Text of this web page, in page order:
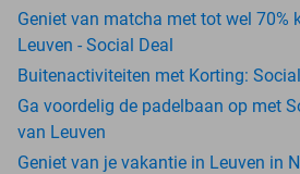
Geniet van matcha met tot wel 70%
Leuven - Social Deal
Buitenactiviteiten met Korting:
Ga voordelig de padelbaan op met
van Leuven
Geniet van je vakantie in Leuven in